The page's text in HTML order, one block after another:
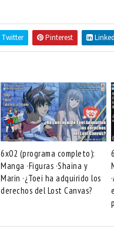
Twitter Pinterest
6x02 (programa completo):
Manga ·Figuras ·Shaina y
Marin ·¿Toei ha adquirido los
derechos del Lost Canvas?